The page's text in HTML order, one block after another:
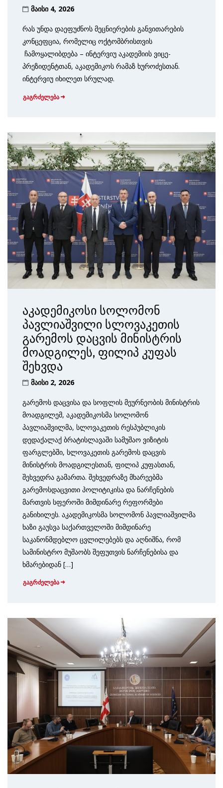
მაისი 4, 2026
რას უნდა დაეფუძნოს მეცნიერების განვითარების
კონცეფცია, რომელიც ოქტომბრისთვის
ჩამოყალიბდება – ინტერვიუ აკადემიის ვიცე-
პრეზიდენტთან, აკადემიკოს რამაზ ხუროძესთან.
ინტერვიუ იხილეთ სრულად.
გაგრძელება
აკადემიკოსი სოლომონ
პავლიაშვილი სლოვაკეთის
გარემოს დაცვის მინისტრის
მოადგილეს, ფილიპ კუფას
შეხვდა
მაისი 2, 2026
გარემოს დაცვისა და სოფლის მეურნეობის მინისტრის
მოადგილემ, აკადემიკოსმა სოლომონ
პავლიაშვილმა, სლოვაკეთის რესპუბლიკის
დედაქალაქ ბრატისლავაში სამუშაო ვიზიტის
ფარგლებში, სლოვაკეთის გარემოს დაცვის
მინისტრის მოადგილესთან, ფილიპ კუფასთან,
შეხვედრა გამართა. შეხვედრაზე მხარეებმა
გარემოსდაცვითი პოლიტიკისა და ნარჩენების
მართვის სფეროში მიმდინარე რეფორმები
განიხილეს. აკადემიკოსმა სოლომონ პავლიაშვილმა
ხაზი გაუსვა საქართველოში მიმდინარე
საკანონმდებლო ცვლილებებს და აღნიშნა, რომ
სამინისტრო მუშაობს შეფუთვის ნარჩენებისა და
ხმარებიდან […]
გაგრძელება